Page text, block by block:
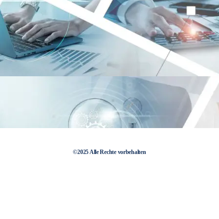
©2025 Alle Rechte vorbehalten